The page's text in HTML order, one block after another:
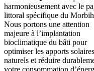
harmonieusement avec le
littoral spécifique du
Nous portons une attention
majeure à l’implantation
bioclimatique du bâti pour
optimiser les apports solaires
naturels et réduire
votre consommation